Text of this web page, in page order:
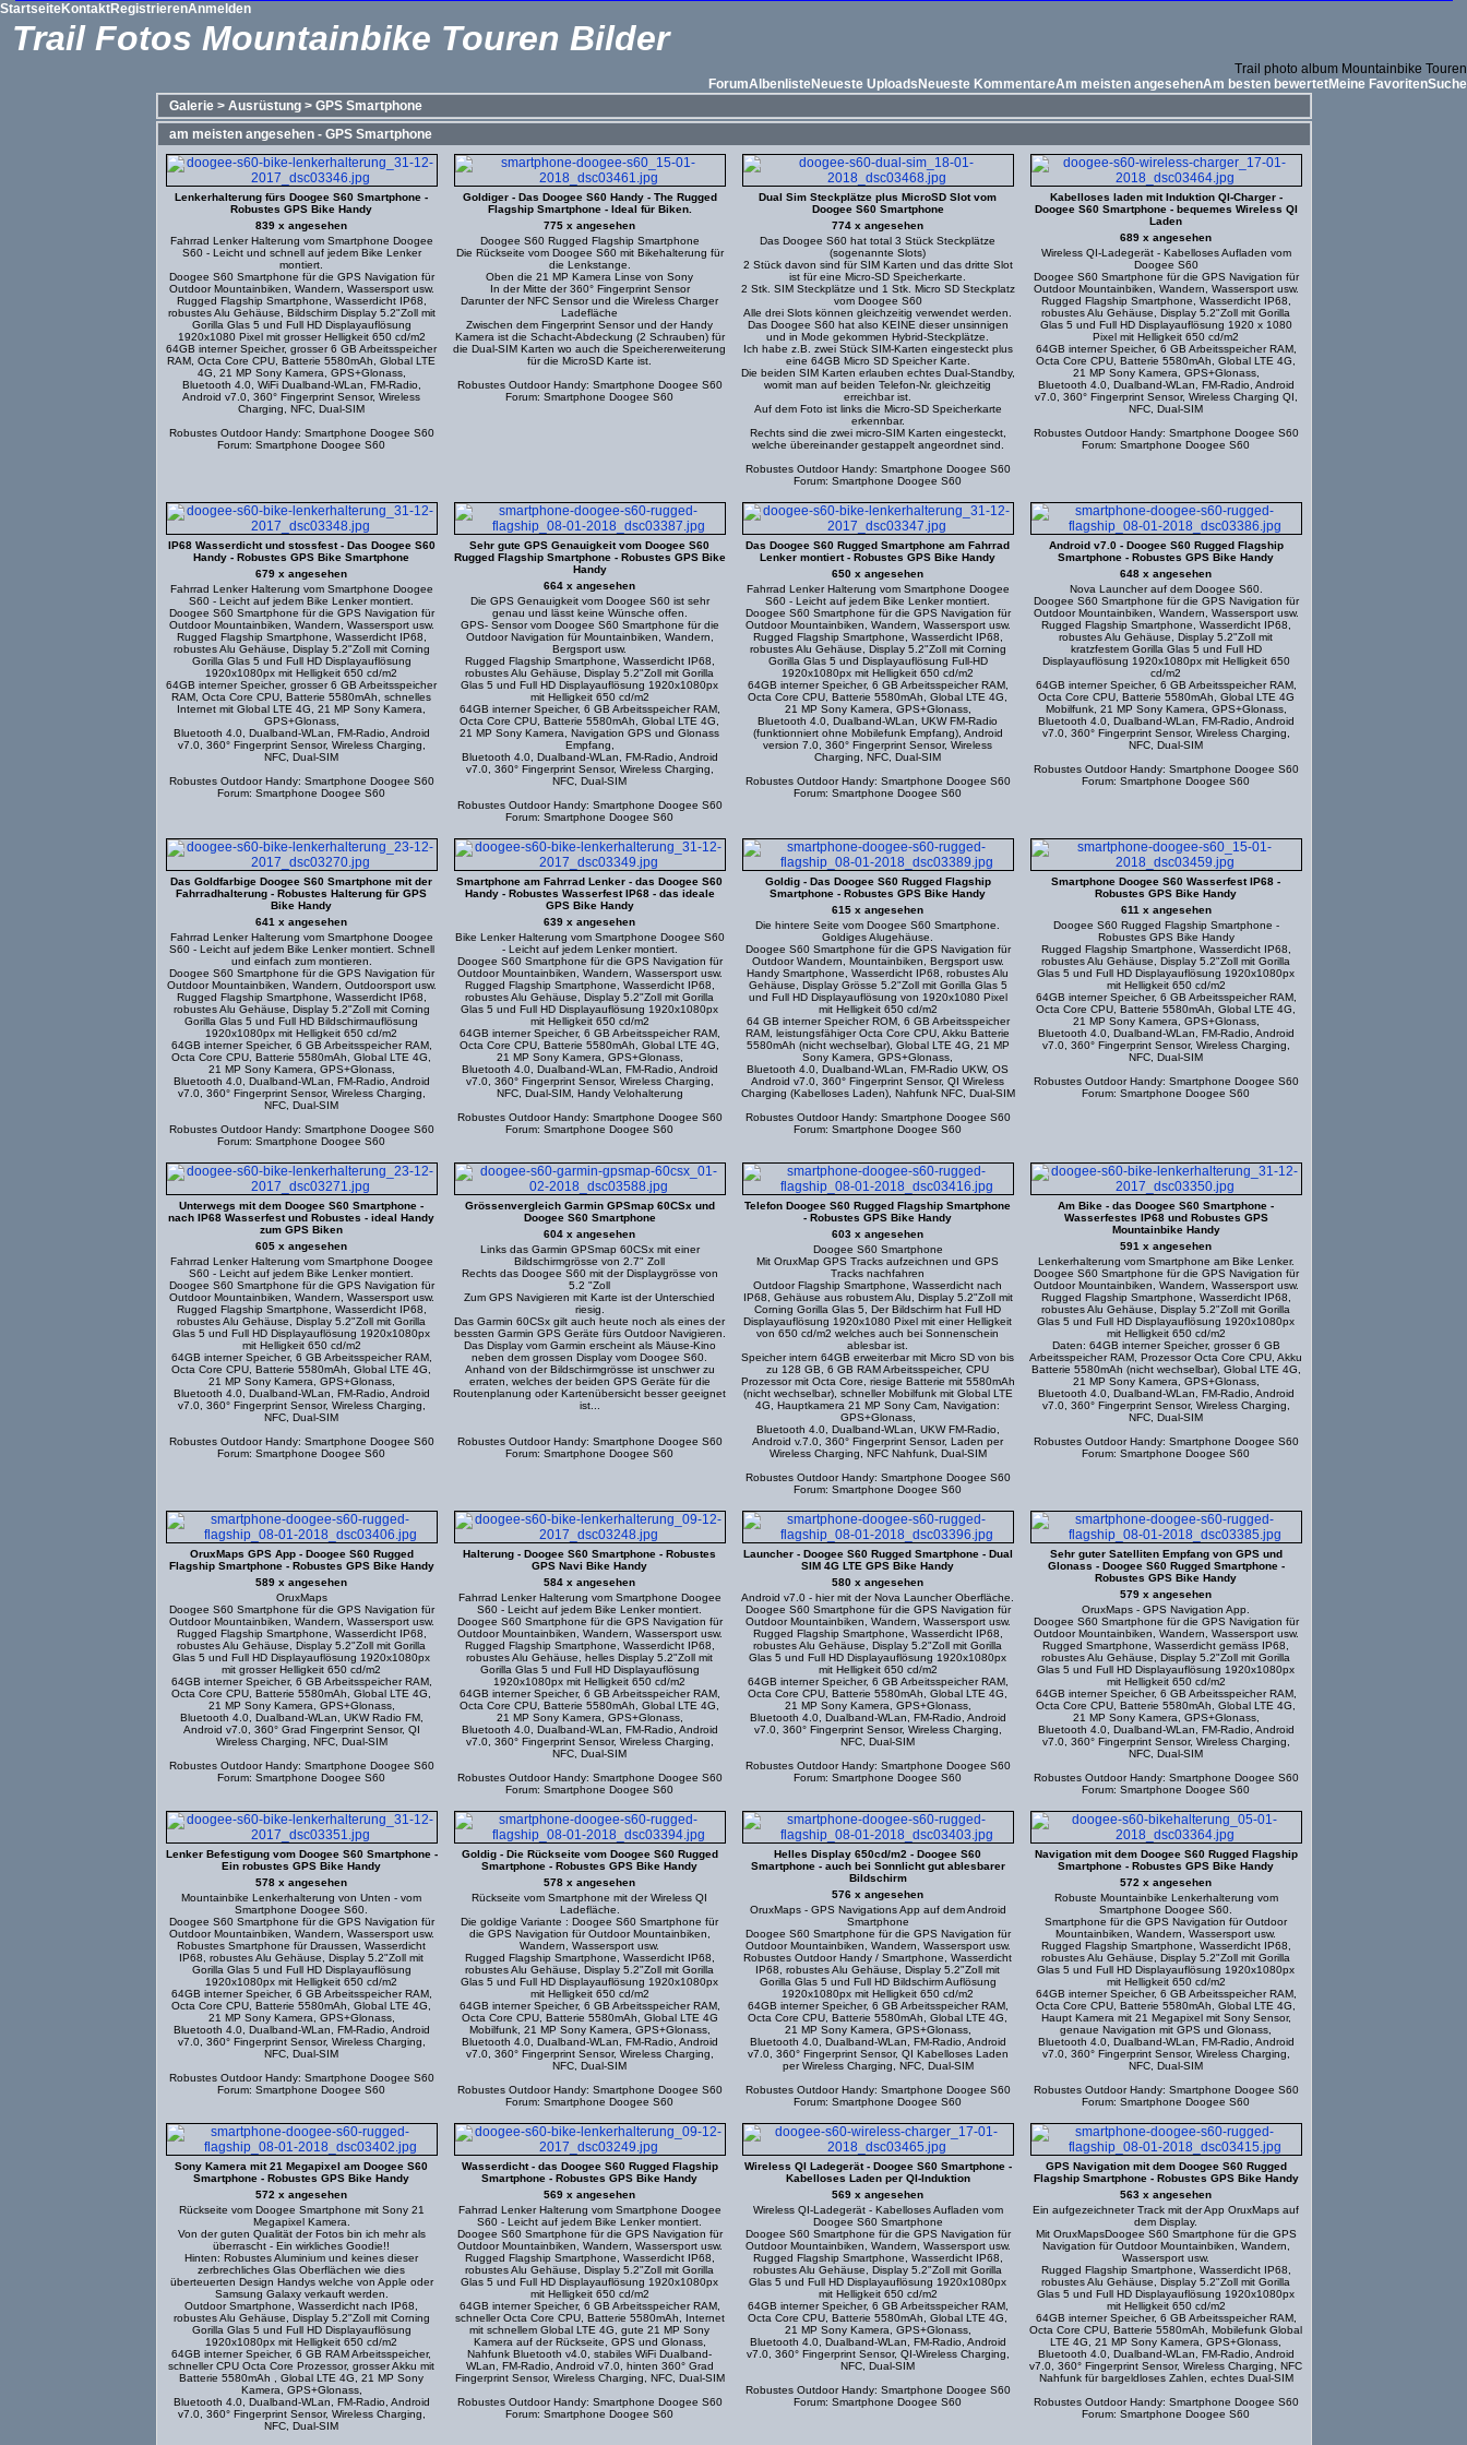
StartseiteKontaktRegistrierenAnmelden
Trail Fotos Mountainbike Touren Bilder
Trail photo album Mountainbike Touren
ForumAlbenlisteNeueste Uploads Neueste KommentareAm meisten angesehenAm besten bewertetMeine FavoritenSuche
Galerie> Ausrüstung> GPS Smartphone
am meisten angesehen - GPS Smartphone
Lenkerhalterung fürs Doogee S60 Smartphone -
Robustes GPS Bike Handy
839 x angesehen
Fahrrad Lenker Halterung vom Smartphone Doogee
S60 - Leicht und schnell auf jedem Bike Lenker
montiert.
Doogee S60 Smartphone für die GPS Navigation für
Outdoor Mountainbiken, Wandern, Wassersport usw.
Rugged Flagship Smartphone, Wasserdicht IP68,
robustes Alu Gehäuse, Bildschirm Display 5.2"Zoll mit
Gorilla Glas 5 und Full HD Displayauflösung
1920x1080 Pixel mit grosser Helligkeit 650 cd/m2
64GB interner Speicher, grosser 6 GB Arbeitsspeicher
RAM, Octa Core CPU, Batterie 5580mAh, Global LTE
4G, 21 MP Sony Kamera, GPS+Glonass,
Bluetooth 4.0, WiFi Dualband-WLan, FM-Radio,
Android v7.0, 360° Fingerprint Sensor, Wireless
Charging, NFC, Dual-SIM
Robustes Outdoor Handy: Smartphone Doogee S60
Forum: Smartphone Doogee S60
Goldiger - Das Doogee S60 Handy - The Rugged
Flagship Smartphone - Ideal für Biken.
775 x angesehen
Doogee S60 Rugged Flagship Smartphone
Die Rückseite vom Doogee S60 mit Bikehalterung für
die Lenkstange.
Oben die 21 MP Kamera Linse von Sony
In der Mitte der 360° Fingerprint Sensor
Darunter der NFC Sensor und die Wireless Charger
Ladefläche
Zwischen dem Fingerprint Sensor und der Handy
Kamera ist die Schacht-Abdeckung (2 Schrauben) für
die Dual-SIM Karten wo auch die Speichererweiterung
für die MicroSD Karte ist.
Robustes Outdoor Handy: Smartphone Doogee S60
Forum: Smartphone Doogee S60
Dual Sim Steckplätze plus MicroSD Slot vom
Doogee S60 Smartphone
774 x angesehen
Das Doogee S60 hat total 3 Stück Steckplätze
(sogenannte Slots)
2 Stück davon sind für SIM Karten und das dritte Slot
ist für eine Micro-SD Speicherkarte.
2 Stk. SIM Steckplätze und 1 Stk. Micro SD Steckplatz
vom Doogee S60
Alle drei Slots können gleichzeitig verwendet werden.
Das Doogee S60 hat also KEINE dieser unsinnigen
und in Mode gekommen Hybrid-Steckplätze.
Ich habe z.B. zwei Stück SIM-Karten eingesteckt plus
eine 64GB Micro SD Speicher Karte.
Die beiden SIM Karten erlauben echtes Dual-Standby,
womit man auf beiden Telefon-Nr. gleichzeitig
erreichbar ist.
Auf dem Foto ist links die Micro-SD Speicherkarte
erkennbar.
Rechts sind die zwei micro-SIM Karten eingesteckt,
welche übereinander gestappelt angeordnet sind.
Robustes Outdoor Handy: Smartphone Doogee S60
Forum: Smartphone Doogee S60
Kabelloses laden mit Induktion QI-Charger -
Doogee S60 Smartphone - bequemes Wireless QI
Laden
689 x angesehen
Wireless QI-Ladegerät - Kabelloses Aufladen vom
Doogee S60
Doogee S60 Smartphone für die GPS Navigation für
Outdoor Mountainbiken, Wandern, Wassersport usw.
Rugged Flagship Smartphone, Wasserdicht IP68,
robustes Alu Gehäuse, Display 5.2"Zoll mit Gorilla
Glas 5 und Full HD Displayauflösung 1920 x 1080
Pixel mit Helligkeit 650 cd/m2
64GB interner Speicher, 6 GB Arbeitsspeicher RAM,
Octa Core CPU, Batterie 5580mAh, Global LTE 4G,
21 MP Sony Kamera, GPS+Glonass,
Bluetooth 4.0, Dualband-WLan, FM-Radio, Android
v7.0, 360° Fingerprint Sensor, Wireless Charging QI,
NFC, Dual-SIM
Robustes Outdoor Handy: Smartphone Doogee S60
Forum: Smartphone Doogee S60
IP68 Wasserdicht und stossfest - Das Doogee S60
Handy - Robustes GPS Bike Smartphone
679 x angesehen
Fahrrad Lenker Halterung vom Smartphone Doogee
S60 - Leicht auf jedem Bike Lenker montiert.
Doogee S60 Smartphone für die GPS Navigation für
Outdoor Mountainbiken, Wandern, Wassersport usw.
Rugged Flagship Smartphone, Wasserdicht IP68,
robustes Alu Gehäuse, Display 5.2"Zoll mit Corning
Gorilla Glas 5 und Full HD Displayauflösung
1920x1080px mit Helligkeit 650 cd/m2
64GB interner Speicher, grosser 6 GB Arbeitsspeicher
RAM, Octa Core CPU, Batterie 5580mAh, schnelles
Internet mit Global LTE 4G, 21 MP Sony Kamera,
GPS+Glonass,
Bluetooth 4.0, Dualband-WLan, FM-Radio, Android
v7.0, 360° Fingerprint Sensor, Wireless Charging,
NFC, Dual-SIM
Robustes Outdoor Handy: Smartphone Doogee S60
Forum: Smartphone Doogee S60
Sehr gute GPS Genauigkeit vom Doogee S60
Rugged Flagship Smartphone - Robustes GPS Bike
Handy
664 x angesehen
Die GPS Genauigkeit vom Doogee S60 ist sehr
genau und lässt keine Wünsche offen.
GPS- Sensor vom Doogee S60 Smartphone für die
Outdoor Navigation für Mountainbiken, Wandern,
Bergsport usw.
Rugged Flagship Smartphone, Wasserdicht IP68,
robustes Alu Gehäuse, Display 5.2"Zoll mit Gorilla
Glas 5 und Full HD Displayauflösung 1920x1080px
mit Helligkeit 650 cd/m2
64GB interner Speicher, 6 GB Arbeitsspeicher RAM,
Octa Core CPU, Batterie 5580mAh, Global LTE 4G,
21 MP Sony Kamera, Navigation GPS und Glonass
Empfang,
Bluetooth 4.0, Dualband-WLan, FM-Radio, Android
v7.0, 360° Fingerprint Sensor, Wireless Charging,
NFC, Dual-SIM
Robustes Outdoor Handy: Smartphone Doogee S60
Forum: Smartphone Doogee S60
Das Doogee S60 Rugged Smartphone am Fahrrad
Lenker montiert - Robustes GPS Bike Handy
650 x angesehen
Fahrrad Lenker Halterung vom Smartphone Doogee
S60 - Leicht auf jedem Bike Lenker montiert.
Doogee S60 Smartphone für die GPS Navigation für
Outdoor Mountainbiken, Wandern, Wassersport usw.
Rugged Flagship Smartphone, Wasserdicht IP68,
robustes Alu Gehäuse, Display 5.2"Zoll mit Corning
Gorilla Glas 5 und Displayauflösung Full-HD
1920x1080px mit Helligkeit 650 cd/m2
64GB interner Speicher, 6 GB Arbeitsspeicher RAM,
Octa Core CPU, Batterie 5580mAh, Global LTE 4G,
21 MP Sony Kamera, GPS+Glonass,
Bluetooth 4.0, Dualband-WLan, UKW FM-Radio
(funktionniert ohne Mobilefunk Empfang), Android
version 7.0, 360° Fingerprint Sensor, Wireless
Charging, NFC, Dual-SIM
Robustes Outdoor Handy: Smartphone Doogee S60
Forum: Smartphone Doogee S60
Android v7.0 - Doogee S60 Rugged Flagship
Smartphone - Robustes GPS Bike Handy
648 x angesehen
Nova Launcher auf dem Doogee S60.
Doogee S60 Smartphone für die GPS Navigation für
Outdoor Mountainbiken, Wandern, Wassersport usw.
Rugged Flagship Smartphone, Wasserdicht IP68,
robustes Alu Gehäuse, Display 5.2"Zoll mit
kratzfestem Gorilla Glas 5 und Full HD
Displayauflösung 1920x1080px mit Helligkeit 650
cd/m2
64GB interner Speicher, 6 GB Arbeitsspeicher RAM,
Octa Core CPU, Batterie 5580mAh, Global LTE 4G
Mobilfunk, 21 MP Sony Kamera, GPS+Glonass,
Bluetooth 4.0, Dualband-WLan, FM-Radio, Android
v7.0, 360° Fingerprint Sensor, Wireless Charging,
NFC, Dual-SIM
Robustes Outdoor Handy: Smartphone Doogee S60
Forum: Smartphone Doogee S60
Das Goldfarbige Doogee S60 Smartphone mit der
Fahrradhalterung - Robustes Halterung für GPS
Bike Handy
641 x angesehen
Fahrrad Lenker Halterung vom Smartphone Doogee
S60 - Leicht auf jedem Bike Lenker montiert. Schnell
und einfach zum montieren.
Doogee S60 Smartphone für die GPS Navigation für
Outdoor Mountainbiken, Wandern, Outdoorsport usw.
Rugged Flagship Smartphone, Wasserdicht IP68,
robustes Alu Gehäuse, Display 5.2"Zoll mit Corning
Gorilla Glas 5 und Full HD Bildschirmauflösung
1920x1080px mit Helligkeit 650 cd/m2
64GB interner Speicher, 6 GB Arbeitsspeicher RAM,
Octa Core CPU, Batterie 5580mAh, Global LTE 4G,
21 MP Sony Kamera, GPS+Glonass,
Bluetooth 4.0, Dualband-WLan, FM-Radio, Android
v7.0, 360° Fingerprint Sensor, Wireless Charging,
NFC, Dual-SIM
Robustes Outdoor Handy: Smartphone Doogee S60
Forum: Smartphone Doogee S60
Smartphone am Fahrrad Lenker - das Doogee S60
Handy - Robustes Wasserfest IP68 - das ideale
GPS Bike Handy
639 x angesehen
Bike Lenker Halterung vom Smartphone Doogee S60
- Leicht auf jedem Lenker montiert.
Doogee S60 Smartphone für die GPS Navigation für
Outdoor Mountainbiken, Wandern, Wassersport usw.
Rugged Flagship Smartphone, Wasserdicht IP68,
robustes Alu Gehäuse, Display 5.2"Zoll mit Gorilla
Glas 5 und Full HD Displayauflösung 1920x1080px
mit Helligkeit 650 cd/m2
64GB interner Speicher, 6 GB Arbeitsspeicher RAM,
Octa Core CPU, Batterie 5580mAh, Global LTE 4G,
21 MP Sony Kamera, GPS+Glonass,
Bluetooth 4.0, Dualband-WLan, FM-Radio, Android
v7.0, 360° Fingerprint Sensor, Wireless Charging,
NFC, Dual-SIM, Handy Velohalterung
Robustes Outdoor Handy: Smartphone Doogee S60
Forum: Smartphone Doogee S60
Goldig - Das Doogee S60 Rugged Flagship
Smartphone - Robustes GPS Bike Handy
615 x angesehen
Die hintere Seite vom Doogee S60 Smartphone.
Goldiges Alugehäuse.
Doogee S60 Smartphone für die GPS Navigation für
Outdoor Wandern, Mountainbiken, Bergsport usw.
Handy Smartphone, Wasserdicht IP68, robustes Alu
Gehäuse, Display Grösse 5.2"Zoll mit Gorilla Glas 5
und Full HD Displayauflösung von 1920x1080 Pixel
mit Helligkeit 650 cd/m2
64 GB interner Speicher ROM, 6 GB Arbeitsspeicher
RAM, leistungsfähiger Octa Core CPU, Akku Batterie
5580mAh (nicht wechselbar), Global LTE 4G, 21 MP
Sony Kamera, GPS+Glonass,
Bluetooth 4.0, Dualband-WLan, FM-Radio UKW, OS
Android v7.0, 360° Fingerprint Sensor, QI Wireless
Charging (Kabelloses Laden), Nahfunk NFC, Dual-SIM
Robustes Outdoor Handy: Smartphone Doogee S60
Forum: Smartphone Doogee S60
Smartphone Doogee S60 Wasserfest IP68 -
Robustes GPS Bike Handy
611 x angesehen
Doogee S60 Rugged Flagship Smartphone -
Robustes GPS Bike Handy
Rugged Flagship Smartphone, Wasserdicht IP68,
robustes Alu Gehäuse, Display 5.2"Zoll mit Gorilla
Glas 5 und Full HD Displayauflösung 1920x1080px
mit Helligkeit 650 cd/m2
64GB interner Speicher, 6 GB Arbeitsspeicher RAM,
Octa Core CPU, Batterie 5580mAh, Global LTE 4G,
21 MP Sony Kamera, GPS+Glonass,
Bluetooth 4.0, Dualband-WLan, FM-Radio, Android
v7.0, 360° Fingerprint Sensor, Wireless Charging,
NFC, Dual-SIM
Robustes Outdoor Handy: Smartphone Doogee S60
Forum: Smartphone Doogee S60
Unterwegs mit dem Doogee S60 Smartphone -
nach IP68 Wasserfest und Robustes - ideal Handy
zum GPS Biken
605 x angesehen
Fahrrad Lenker Halterung vom Smartphone Doogee
S60 - Leicht auf jedem Bike Lenker montiert.
Doogee S60 Smartphone für die GPS Navigation für
Outdoor Mountainbiken, Wandern, Wassersport usw.
Rugged Flagship Smartphone, Wasserdicht IP68,
robustes Alu Gehäuse, Display 5.2"Zoll mit Gorilla
Glas 5 und Full HD Displayauflösung 1920x1080px
mit Helligkeit 650 cd/m2
64GB interner Speicher, 6 GB Arbeitsspeicher RAM,
Octa Core CPU, Batterie 5580mAh, Global LTE 4G,
21 MP Sony Kamera, GPS+Glonass,
Bluetooth 4.0, Dualband-WLan, FM-Radio, Android
v7.0, 360° Fingerprint Sensor, Wireless Charging,
NFC, Dual-SIM
Robustes Outdoor Handy: Smartphone Doogee S60
Forum: Smartphone Doogee S60
Grössenvergleich Garmin GPSmap 60CSx und
Doogee S60 Smartphone
604 x angesehen
Links das Garmin GPSmap 60CSx mit einer
Bildschirmgrösse von 2.7" Zoll
Rechts das Doogee S60 mit der Displaygrösse von
5.2 "Zoll
Zum GPS Navigieren mit Karte ist der Unterschied
riesig.
Das Garmin 60CSx gilt auch heute noch als eines der
bessten Garmin GPS Geräte fürs Outdoor Navigieren.
Das Display vom Garmin erscheint als Mäuse-Kino
neben dem grossen Display vom Doogee S60.
Anhand von der Bildschirmgrösse ist unschwer zu
erraten, welches der beiden GPS Geräte für die
Routenplanung oder Kartenübersicht besser geeignet
ist...
Robustes Outdoor Handy: Smartphone Doogee S60
Forum: Smartphone Doogee S60
Telefon Doogee S60 Rugged Flagship Smartphone
- Robustes GPS Bike Handy
603 x angesehen
Doogee S60 Smartphone
Mit OruxMap GPS Tracks aufzeichnen und GPS
Tracks nachfahren
Outdoor Flagship Smartphone, Wasserdicht nach
IP68, Gehäuse aus robustem Alu, Display 5.2"Zoll mit
Corning Gorilla Glas 5, Der Bildschirm hat Full HD
Displayauflösung 1920x1080 Pixel mit einer Helligkeit
von 650 cd/m2 welches auch bei Sonnenschein
ablesbar ist.
Speicher intern 64GB erweiterbar mit Micro SD von bis
zu 128 GB, 6 GB RAM Arbeitsspeicher, CPU
Prozessor mit Octa Core, riesige Batterie mit 5580mAh
(nicht wechselbar), schneller Mobilfunk mit Global LTE
4G, Hauptkamera 21 MP Sony Cam, Navigation:
GPS+Glonass,
Bluetooth 4.0, Dualband-WLan, UKW FM-Radio,
Android v.7.0, 360° Fingerprint Sensor, Laden per
Wireless Charging, NFC Nahfunk, Dual-SIM
Robustes Outdoor Handy: Smartphone Doogee S60
Forum: Smartphone Doogee S60
Am Bike - das Doogee S60 Smartphone -
Wasserfestes IP68 und Robustes GPS
Mountainbike Handy
591 x angesehen
Lenkerhalterung vom Smartphone am Bike Lenker.
Doogee S60 Smartphone für die GPS Navigation für
Outdoor Mountainbiken, Wandern, Wassersport usw.
Rugged Flagship Smartphone, Wasserdicht IP68,
robustes Alu Gehäuse, Display 5.2"Zoll mit Gorilla
Glas 5 und Full HD Displayauflösung 1920x1080px
mit Helligkeit 650 cd/m2
Daten: 64GB interner Speicher, grosser 6 GB
Arbeitsspeicher RAM, Prozessor Octa Core CPU, Akku
Batterie 5580mAh (nicht wechselbar), Global LTE 4G,
21 MP Sony Kamera, GPS+Glonass,
Bluetooth 4.0, Dualband-WLan, FM-Radio, Android
v7.0, 360° Fingerprint Sensor, Wireless Charging,
NFC, Dual-SIM
Robustes Outdoor Handy: Smartphone Doogee S60
Forum: Smartphone Doogee S60
OruxMaps GPS App - Doogee S60 Rugged
Flagship Smartphone - Robustes GPS Bike Handy
589 x angesehen
OruxMaps
Doogee S60 Smartphone für die GPS Navigation für
Outdoor Mountainbiken, Wandern, Wassersport usw.
Rugged Flagship Smartphone, Wasserdicht IP68,
robustes Alu Gehäuse, Display 5.2"Zoll mit Gorilla
Glas 5 und Full HD Displayauflösung 1920x1080px
mit grosser Helligkeit 650 cd/m2
64GB interner Speicher, 6 GB Arbeitsspeicher RAM,
Octa Core CPU, Batterie 5580mAh, Global LTE 4G,
21 MP Sony Kamera, GPS+Glonass,
Bluetooth 4.0, Dualband-WLan, UKW Radio FM,
Android v7.0, 360° Grad Fingerprint Sensor, QI
Wireless Charging, NFC, Dual-SIM
Robustes Outdoor Handy: Smartphone Doogee S60
Forum: Smartphone Doogee S60
Halterung - Doogee S60 Smartphone - Robustes
GPS Navi Bike Handy
584 x angesehen
Fahrrad Lenker Halterung vom Smartphone Doogee
S60 - Leicht auf jedem Bike Lenker montiert.
Doogee S60 Smartphone für die GPS Navigation für
Outdoor Mountainbiken, Wandern, Wassersport usw.
Rugged Flagship Smartphone, Wasserdicht IP68,
robustes Alu Gehäuse, helles Display 5.2"Zoll mit
Gorilla Glas 5 und Full HD Displayauflösung
1920x1080px mit Helligkeit 650 cd/m2
64GB interner Speicher, 6 GB Arbeitsspeicher RAM,
Octa Core CPU, Batterie 5580mAh, Global LTE 4G,
21 MP Sony Kamera, GPS+Glonass,
Bluetooth 4.0, Dualband-WLan, FM-Radio, Android
v7.0, 360° Fingerprint Sensor, Wireless Charging,
NFC, Dual-SIM
Robustes Outdoor Handy: Smartphone Doogee S60
Forum: Smartphone Doogee S60
Launcher - Doogee S60 Rugged Smartphone - Dual
SIM 4G LTE GPS Bike Handy
580 x angesehen
Android v7.0 - hier mit der Nova Launcher Oberfläche.
Doogee S60 Smartphone für die GPS Navigation für
Outdoor Mountainbiken, Wandern, Wassersport usw.
Rugged Flagship Smartphone, Wasserdicht IP68,
robustes Alu Gehäuse, Display 5.2"Zoll mit Gorilla
Glas 5 und Full HD Displayauflösung 1920x1080px
mit Helligkeit 650 cd/m2
64GB interner Speicher, 6 GB Arbeitsspeicher RAM,
Octa Core CPU, Batterie 5580mAh, Global LTE 4G,
21 MP Sony Kamera, GPS+Glonass,
Bluetooth 4.0, Dualband-WLan, FM-Radio, Android
v7.0, 360° Fingerprint Sensor, Wireless Charging,
NFC, Dual-SIM
Robustes Outdoor Handy: Smartphone Doogee S60
Forum: Smartphone Doogee S60
Sehr guter Satelliten Empfang von GPS und
Glonass - Doogee S60 Rugged Smartphone -
Robustes GPS Bike Handy
579 x angesehen
OruxMaps - GPS Navigation App.
Doogee S60 Smartphone für die GPS Navigation für
Outdoor Mountainbiken, Wandern, Wassersport usw.
Rugged Smartphone, Wasserdicht gemäss IP68,
robustes Alu Gehäuse, Display 5.2"Zoll mit Gorilla
Glas 5 und Full HD Displayauflösung 1920x1080px
mit Helligkeit 650 cd/m2
64GB interner Speicher, 6 GB Arbeitsspeicher RAM,
Octa Core CPU, Batterie 5580mAh, Global LTE 4G,
21 MP Sony Kamera, GPS+Glonass,
Bluetooth 4.0, Dualband-WLan, FM-Radio, Android
v7.0, 360° Fingerprint Sensor, Wireless Charging,
NFC, Dual-SIM
Robustes Outdoor Handy: Smartphone Doogee S60
Forum: Smartphone Doogee S60
Lenker Befestigung vom Doogee S60 Smartphone -
Ein robustes GPS Bike Handy
578 x angesehen
Mountainbike Lenkerhalterung von Unten - vom
Smartphone Doogee S60.
Doogee S60 Smartphone für die GPS Navigation für
Outdoor Mountainbiken, Wandern, Wassersport usw.
Robustes Smartphone für Draussen, Wasserdicht
IP68, robustes Alu Gehäuse, Display 5.2"Zoll mit
Gorilla Glas 5 und Full HD Displayauflösung
1920x1080px mit Helligkeit 650 cd/m2
64GB interner Speicher, 6 GB Arbeitsspeicher RAM,
Octa Core CPU, Batterie 5580mAh, Global LTE 4G,
21 MP Sony Kamera, GPS+Glonass,
Bluetooth 4.0, Dualband-WLan, FM-Radio, Android
v7.0, 360° Fingerprint Sensor, Wireless Charging,
NFC, Dual-SIM
Robustes Outdoor Handy: Smartphone Doogee S60
Forum: Smartphone Doogee S60
Goldig - Die Rückseite vom Doogee S60 Rugged
Smartphone - Robustes GPS Bike Handy
578 x angesehen
Rückseite vom Smartphone mit der Wireless QI
Ladefläche.
Die goldige Variante : Doogee S60 Smartphone für
die GPS Navigation für Outdoor Mountainbiken,
Wandern, Wassersport usw.
Rugged Flagship Smartphone, Wasserdicht IP68,
robustes Alu Gehäuse, Display 5.2"Zoll mit Gorilla
Glas 5 und Full HD Displayauflösung 1920x1080px
mit Helligkeit 650 cd/m2
64GB interner Speicher, 6 GB Arbeitsspeicher RAM,
Octa Core CPU, Batterie 5580mAh, Global LTE 4G
Mobilfunk, 21 MP Sony Kamera, GPS+Glonass,
Bluetooth 4.0, Dualband-WLan, FM-Radio, Android
v7.0, 360° Fingerprint Sensor, Wireless Charging,
NFC, Dual-SIM
Robustes Outdoor Handy: Smartphone Doogee S60
Forum: Smartphone Doogee S60
Helles Display 650cd/m2 - Doogee S60
Smartphone - auch bei Sonnlicht gut ablesbarer
Bildschirm
576 x angesehen
OruxMaps - GPS Navigations App auf dem Android
Smartphone
Doogee S60 Smartphone für die GPS Navigation für
Outdoor Mountainbiken, Wandern, Wassersport usw.
Robustes Outdoor Handy / Smartphone, Wasserdicht
IP68, robustes Alu Gehäuse, Display 5.2"Zoll mit
Gorilla Glas 5 und Full HD Bildschirm Auflösung
1920x1080px mit Helligkeit 650 cd/m2
64GB interner Speicher, 6 GB Arbeitsspeicher RAM,
Octa Core CPU, Batterie 5580mAh, Global LTE 4G,
21 MP Sony Kamera, GPS+Glonass,
Bluetooth 4.0, Dualband-WLan, FM-Radio, Android
v7.0, 360° Fingerprint Sensor, QI Kabelloses Laden
per Wireless Charging, NFC, Dual-SIM
Robustes Outdoor Handy: Smartphone Doogee S60
Forum: Smartphone Doogee S60
Navigation mit dem Doogee S60 Rugged Flagship
Smartphone - Robustes GPS Bike Handy
572 x angesehen
Robuste Mountainbike Lenkerhalterung vom
Smartphone Doogee S60.
Smartphone für die GPS Navigation für Outdoor
Mountainbiken, Wandern, Wassersport usw.
Rugged Flagship Smartphone, Wasserdicht IP68,
robustes Alu Gehäuse, Display 5.2"Zoll mit Gorilla
Glas 5 und Full HD Displayauflösung 1920x1080px
mit Helligkeit 650 cd/m2
64GB interner Speicher, 6 GB Arbeitsspeicher RAM,
Octa Core CPU, Batterie 5580mAh, Global LTE 4G,
Haupt Kamera mit 21 Megapixel mit Sony Sensor,
genaue Navigation mit GPS und Glonass,
Bluetooth 4.0, Dualband-WLan, FM-Radio, Android
v7.0, 360° Fingerprint Sensor, Wireless Charging,
NFC, Dual-SIM
Robustes Outdoor Handy: Smartphone Doogee S60
Forum: Smartphone Doogee S60
Sony Kamera mit 21 Megapixel am Doogee S60
Smartphone - Robustes GPS Bike Handy
572 x angesehen
Rückseite vom Doogee Smartphone mit Sony 21
Megapixel Kamera.
Von der guten Qualität der Fotos bin ich mehr als
überrascht - Ein wirkliches Goodie!!
Hinten: Robustes Aluminium und keines dieser
zerbrechliches Glas Oberflächen wie dies
überteuerten Design Handys welche von Apple oder
Samsung Galaxy verkauft werden.
Outdoor Smartphone, Wasserdicht nach IP68,
robustes Alu Gehäuse, Display 5.2"Zoll mit Corning
Gorilla Glas 5 und Full HD Displayauflösung
1920x1080px mit Helligkeit 650 cd/m2
64GB interner Speicher, 6 GB RAM Arbeitsspeicher,
schneller CPU Octa Core Prozessor, grosser Akku mit
Batterie 5580mAh , Global LTE 4G, 21 MP Sony
Kamera, GPS+Glonass,
Bluetooth 4.0, Dualband-WLan, FM-Radio, Android
v7.0, 360° Fingerprint Sensor, Wireless Charging,
NFC, Dual-SIM
Wasserdicht - das Doogee S60 Rugged Flagship
Smartphone - Robustes GPS Bike Handy
569 x angesehen
Fahrrad Lenker Halterung vom Smartphone Doogee
S60 - Leicht auf jedem Bike Lenker montiert.
Doogee S60 Smartphone für die GPS Navigation für
Outdoor Mountainbiken, Wandern, Wassersport usw.
Rugged Flagship Smartphone, Wasserdicht IP68,
robustes Alu Gehäuse, Display 5.2"Zoll mit Gorilla
Glas 5 und Full HD Displayauflösung 1920x1080px
mit Helligkeit 650 cd/m2
64GB interner Speicher, 6 GB Arbeitsspeicher RAM,
schneller Octa Core CPU, Batterie 5580mAh, Internet
mit schnellem Global LTE 4G, gute 21 MP Sony
Kamera auf der Rückseite, GPS und Glonass,
Nahfunk Bluetooth v4.0, stabiles WiFi Dualband-
WLan, FM-Radio, Android v7.0, hinten 360° Grad
Fingerprint Sensor, Wireless Charging, NFC, Dual-SIM
Robustes Outdoor Handy: Smartphone Doogee S60
Forum: Smartphone Doogee S60
Wireless QI Ladegerät - Doogee S60 Smartphone -
Kabelloses Laden per QI-Induktion
569 x angesehen
Wireless QI-Ladegerät - Kabelloses Aufladen vom
Doogee S60 Smartphone
Doogee S60 Smartphone für die GPS Navigation für
Outdoor Mountainbiken, Wandern, Wassersport usw.
Rugged Flagship Smartphone, Wasserdicht IP68,
robustes Alu Gehäuse, Display 5.2"Zoll mit Gorilla
Glas 5 und Full HD Displayauflösung 1920x1080px
mit Helligkeit 650 cd/m2
64GB interner Speicher, 6 GB Arbeitsspeicher RAM,
Octa Core CPU, Batterie 5580mAh, Global LTE 4G,
21 MP Sony Kamera, GPS+Glonass,
Bluetooth 4.0, Dualband-WLan, FM-Radio, Android
v7.0, 360° Fingerprint Sensor, QI-Wireless Charging,
NFC, Dual-SIM
Robustes Outdoor Handy: Smartphone Doogee S60
Forum: Smartphone Doogee S60
GPS Navigation mit dem Doogee S60 Rugged
Flagship Smartphone - Robustes GPS Bike Handy
563 x angesehen
Ein aufgezeichneter Track mit der App OruxMaps auf
dem Display.
Mit OruxMapsDoogee S60 Smartphone für die GPS
Navigation für Outdoor Mountainbiken, Wandern,
Wassersport usw.
Rugged Flagship Smartphone, Wasserdicht IP68,
robustes Alu Gehäuse, Display 5.2"Zoll mit Gorilla
Glas 5 und Full HD Displayauflösung 1920x1080px
mit Helligkeit 650 cd/m2
64GB interner Speicher, 6 GB Arbeitsspeicher RAM,
Octa Core CPU, Batterie 5580mAh, Mobilefunk Global
LTE 4G, 21 MP Sony Kamera, GPS+Glonass,
Bluetooth 4.0, Dualband-WLan, FM-Radio, Android
v7.0, 360° Fingerprint Sensor, Wireless Charging, NFC
Nahfunk für bargeldloses Zahlen, echtes Dual-SIM
Robustes Outdoor Handy: Smartphone Doogee S60
Forum: Smartphone Doogee S60